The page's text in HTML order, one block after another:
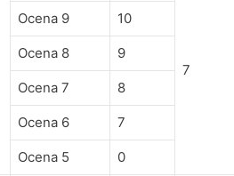
7
Ocena 9 10
Ocena 8 9
Ocena 7 8
Ocena 6 7
Ocena 5 0